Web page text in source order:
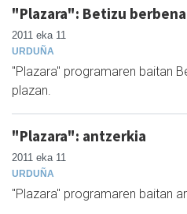
"Plazara": Betizu berbena
2011 eka 11
URDUÑA
"Plazara" programaren baitan
plazan.
"Plazara": antzerkia
2011 eka 11
URDUÑA
"Plazara" programaren baitan